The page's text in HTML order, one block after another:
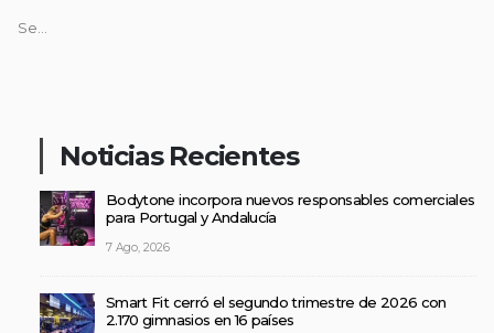
Se...
Noticias Recientes
Bodytone incorpora nuevos responsables comerciales
para Portugal y Andalucía
7 Ago, 2026
Smart Fit cerró el segundo trimestre de 2026 con
2.170 gimnasios en 16 países